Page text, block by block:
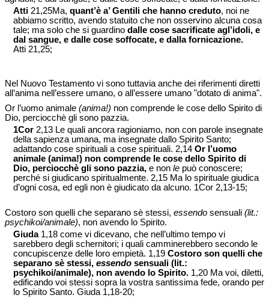
Atti 21,25Ma, quant’è a’ Gentili che hanno creduto, noi ne
abbiamo scritto, avendo statuito che non osservino alcuna cosa
tale; ma solo che si guardino dalle cose sacrificate agl’idoli, e
dal sangue, e dalle cose soffocate, e dalla fornicazione.
Atti 21,25;
Nel Nuovo Testamento vi sono tuttavia anche dei riferimenti diretti
all’anima nell’essere umano, o all’essere umano "dotato di anima".
Or l’uomo animale (anima!) non comprende le cose dello Spirito di
Dio, perciocchè gli sono pazzia.
1Cor 2,13 Le quali ancora ragioniamo, non con parole insegnate
della sapienza umana, ma insegnate dallo Spirito Santo;
adattando cose spirituali a cose spirituali. 2,14 Or l’uomo
animale (anima!) non comprende le cose dello Spirito di
Dio, perciocchè gli sono pazzia, e non le può conoscere;
perché si giudicano spiritualmente. 2,15 Ma lo spirituale giudica
d’ogni cosa, ed egli non è giudicato da alcuno. 1Cor 2,13-15;
Costoro son quelli che separano sè stessi, essendo sensuali (lit.:
psychikoi/animale), non avendo lo Spirito.
Giuda1,18 come vi dicevano, che nell’ultimo tempo vi
sarebbero degli schernitori; i quali camminerebbero secondo le
concupiscenze delle loro empietà. 1,19 Costoro son quelli che
separano sè stessi, essendo sensuali (lit.:
psychikoi/animale), non avendo lo Spirito. 1,20 Ma voi, diletti,
edificando voi stessi sopra la vostra santissima fede, orando per
lo Spirito Santo. Giuda 1,18-20;